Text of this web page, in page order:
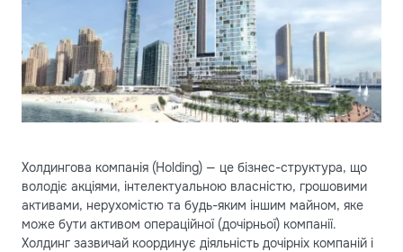
Холдингова компанія (Holding) — це бізнес-структура, що
володіє акціями, інтелектуальною власністю, грошовими
активами, нерухомістю та будь-яким іншим майном, яке
може бути активом операційної (дочірньої) компанії.
Холдинг зазвичай координує діяльність дочірніх компаній і